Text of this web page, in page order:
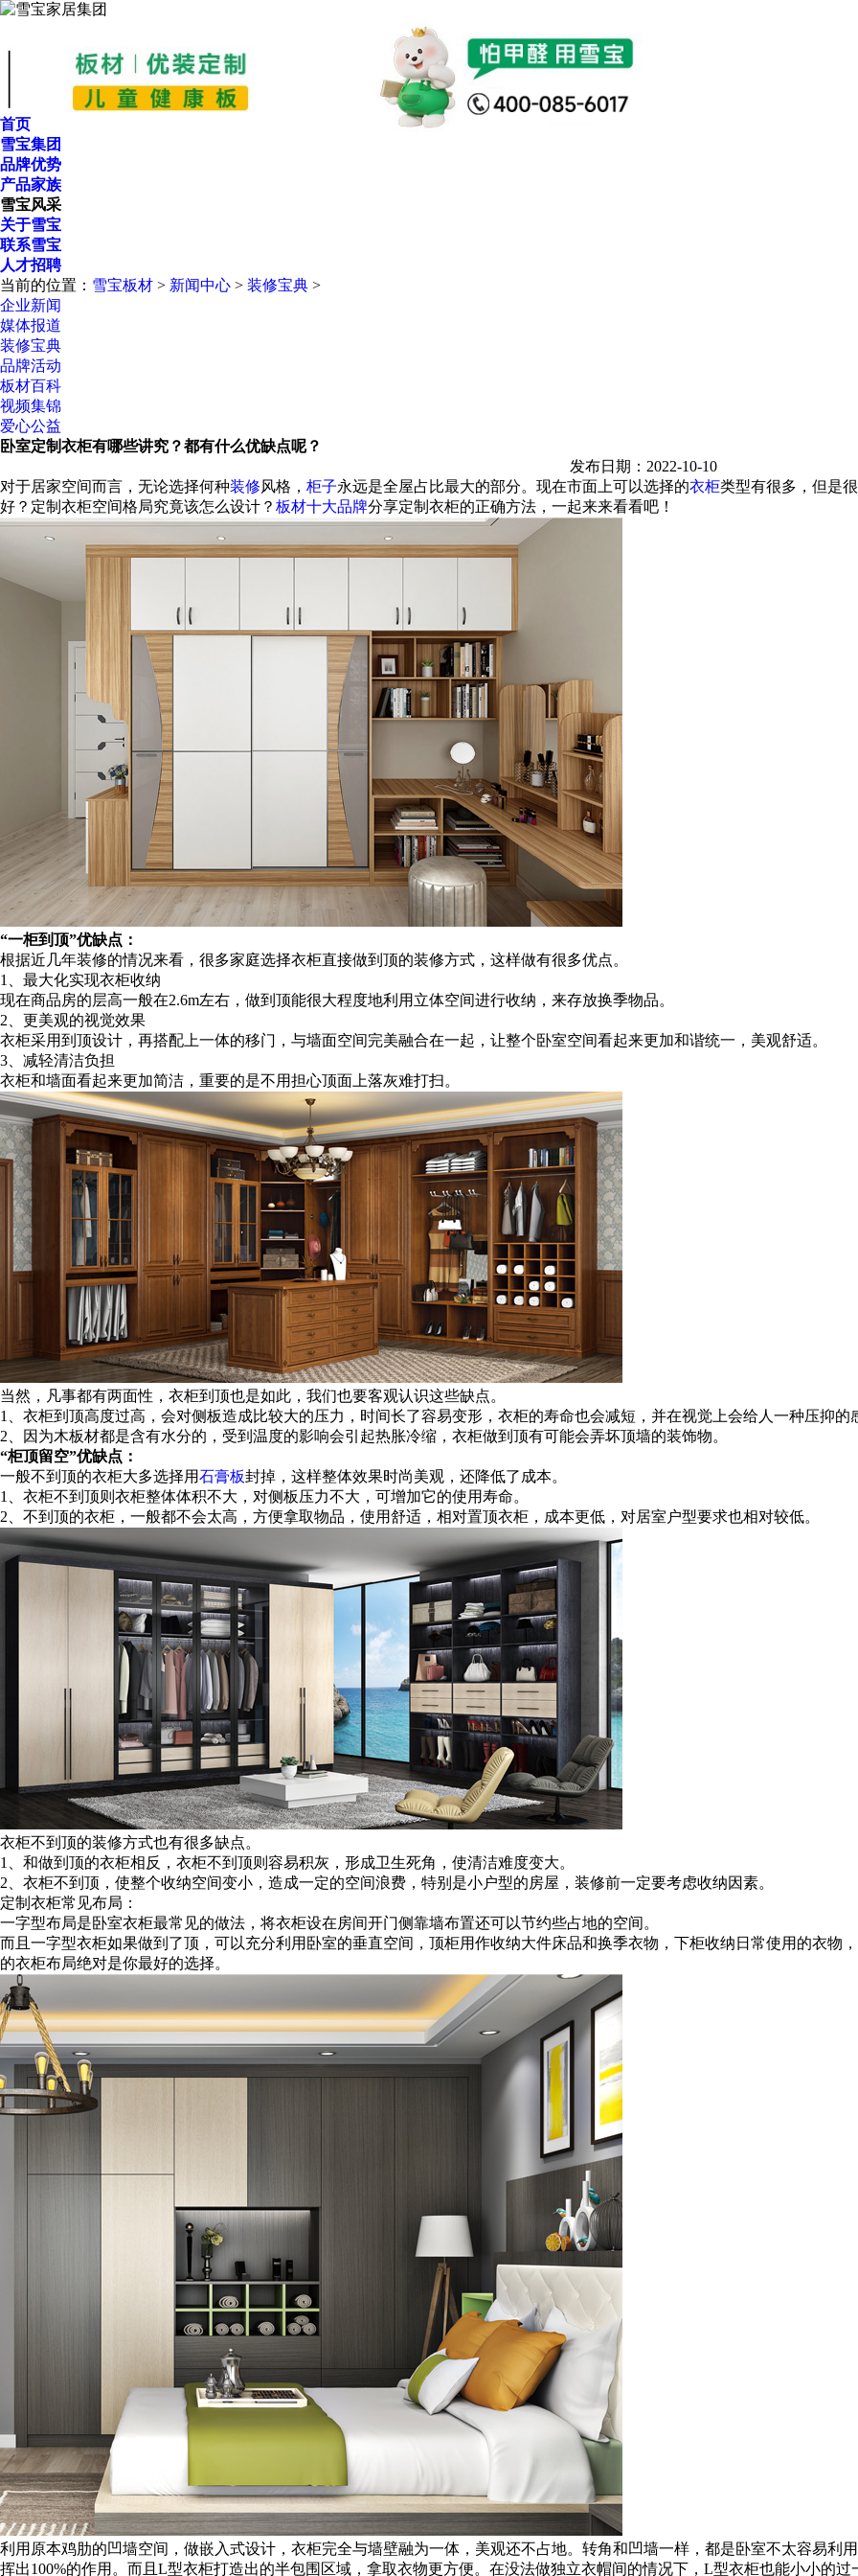
首页
雪宝集团
品牌优势
产品家族
雪宝风采
关于雪宝
联系雪宝
人才招聘
当前的位置： 雪宝板材 > 新闻中心 > 装修宝典 >
企业新闻
媒体报道
装修宝典
品牌活动
板材百科
视频集锦
爱心公益
卧室定制衣柜有哪些讲究？都有什么优缺点呢？
发布日期：2022-10-10
对于居家空间而言，无论选择何种装修风格， 柜子永远是全屋占比最大的部分。现在市面上可以选择的衣柜类型有很多，但是
好？定制衣柜空间格局究竟该怎么设计？ 板材十大品牌分享定制衣柜的正确方法，一起来来看看吧！
“一柜到顶”优缺点：
根据近几年装修的情况来看，很多家庭选择衣柜直接做到顶的装修方式，这样做有很多优点。
1、最大化实现衣柜收纳
现在商品房的层高一般在2.6m左右，做到顶能很大程度地利用立体空间进行收纳，来存放换季物品。
2、更美观的视觉效果
衣柜采用到顶设计，再搭配上一体的移门，与墙面空间完美融合在一起，让整个卧室空间看起来更加和谐统一，美观舒适。
3、减轻清洁负担
衣柜和墙面看起来更加简洁，重要的是不用担心顶面上落灰难打扫。
当然，凡事都有两面性，衣柜到顶也是如此，我们也要客观认识这些缺点。
1、衣柜到顶高度过高，会对侧板造成比较大的压力，时间长了容易变形，衣柜的寿命也会减短，并在视觉上会给人一种压抑的
2、因为木板材都是含有水分的，受到温度的影响会引起热胀冷缩，衣柜做到顶有可能会弄坏顶墙的装饰物。
“柜顶留空”优缺点：
一般不到顶的衣柜大多选择用石膏板封掉，这样整体效果时尚美观，还降低了成本。
1、衣柜不到顶则衣柜整体体积不大，对侧板压力不大，可增加它的使用寿命。
2、不到顶的衣柜，一般都不会太高，方便拿取物品，使用舒适，相对置顶衣柜，成本更低，对居室户型要求也相对较低。
衣柜不到顶的装修方式也有很多缺点。
1、和做到顶的衣柜相反，衣柜不到顶则容易积灰，形成卫生死角，使清洁难度变大。
2、衣柜不到顶，使整个收纳空间变小，造成一定的空间浪费，特别是小户型的房屋，装修前一定要考虑收纳因素。
定制衣柜常见布局：
一字型布局是卧室衣柜最常见的做法，将衣柜设在房间开门侧靠墙布置还可以节约些占地的空间。
而且一字型衣柜如果做到了顶，可以充分利用卧室的垂直空间，顶柜用作收纳大件床品和换季衣物，下柜收纳日常使用的衣物
的衣柜布局绝对是你最好的选择。
利用原本鸡肋的凹墙空间，做嵌入式设计，衣柜完全与墙壁融为一体，美观还不占地。转角和凹墙一样，都是卧室不太容易利
挥出100%的作用。而且L型衣柜打造出的半包围区域，拿取衣物更方便。在没法做独立衣帽间的情况下，L型衣柜也能小小的过